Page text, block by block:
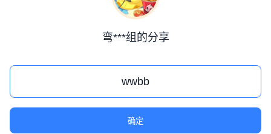
弯***组的分享
确定